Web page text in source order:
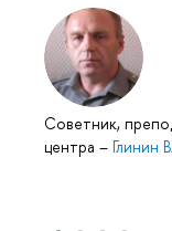
Советник,
центра – Глинин